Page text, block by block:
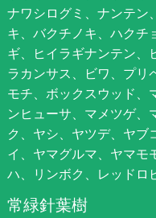
ナワシログミ、ナンテン
キ、バクチノキ、ハクチ
ギ、ヒイラギナンテン、
ラカンサス、ビワ、プリ
モチ、ボックスウッド、
ンヒューサ、マメツゲ、
ク、ヤシ、ヤツデ、ヤブ
イ、ヤマグルマ、ヤマモ
ハ、リンボク、レッドロ
常緑針葉樹